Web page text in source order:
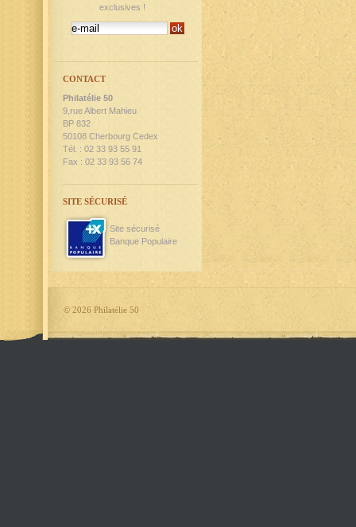
exclusives !
CONTACT
Philatélie 50
9,rue Albert Mahieu
BP 832
50108 Cherbourg Cedex
Tél. : 02 33 93 55 91
Fax : 02 33 93 56 74
SITE SÉCURISÉ
Site sécurisé
Banque Populaire
© 2026 Philatélie 50